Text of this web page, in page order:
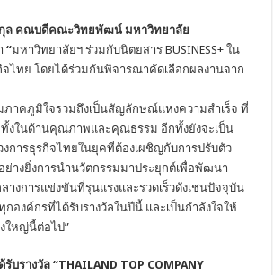
กุล คณบดีคณะวิทยพัฒน์ มหาวิทยาลัย
“มหาวิทยาลัยฯ ร่วมกับนิตยสาร BUSINESS+ ใน
จไทย โดยได้ร่วมกันพิจารณาคัดเลือกผลงานจาก
ภาคภูมิใจรวมถึงเป็นสัญลักษณ์แห่งความสำเร็จ ที่
งในด้านคุณภาพและคุณธรรม อีกทั้งยังจะเป็น
การธุรกิจไทยในยุคที่ต้องเผชิญกับการปรับตัว
ย่างยิ่งการนำนวัตกรรมมาประยุกต์เพื่อพัฒนา
างการแข่งขันที่รุนแรงและรวดเร็วดังเช่นปัจจุบัน
องค์กรที่ได้รับรางวัลในปีนี้ และเป็นกำลังใจให้
ใหญ่นี้ต่อไป”
บรางวัล “THAILAND TOP COMPANY